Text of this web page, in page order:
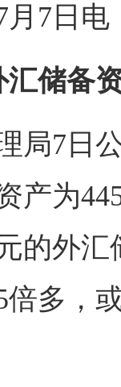
月7日
储备
局7日
产为
的外
多，